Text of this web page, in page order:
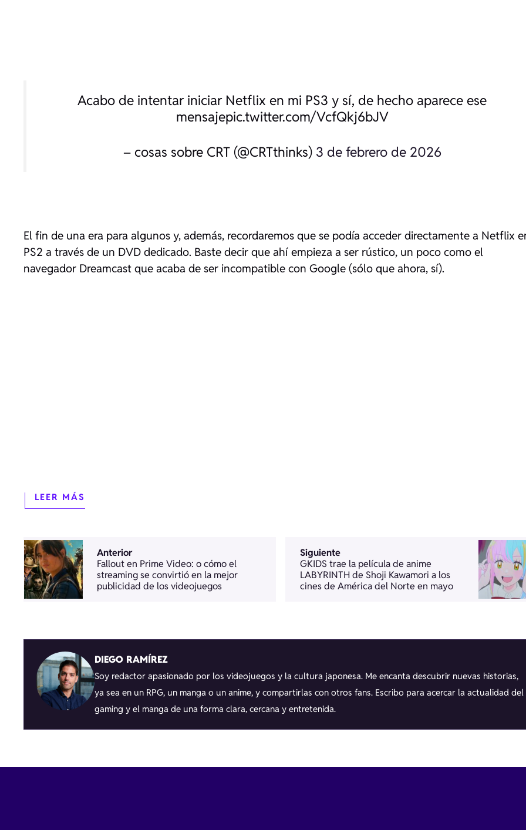
Acabo de intentar iniciar Netflix en mi PS3 y sí, de hecho aparece ese
mensajepic.twitter.com/VcfQkj6bJV
– cosas sobre CRT (@CRTthinks) 3 de febrero de 2026
El fin de una era para algunos y, además, recordaremos que se podía acceder directamente a Netflix
PS2 a través de un DVD dedicado. Baste decir que ahí empieza a ser rústico, un poco como el
navegador Dreamcast que acaba de ser incompatible con Google (sólo que ahora, sí).
LEER MÁS
Anterior
Fallout en Prime Video: o cómo el
streaming se convirtió en la mejor
publicidad de los videojuegos
Siguiente
GKIDS trae la película de anime
LABYRINTH de Shoji Kawamori a los
cines de América del Norte en mayo
DIEGO RAMÍREZ
Soy redactor apasionado por los videojuegos y la cultura japonesa. Me encanta descubrir nuevas historias,
ya sea en un RPG, un manga o un anime, y compartirlas con otros fans. Escribo para acercar la actualidad del
gaming y el manga de una forma clara, cercana y entretenida.